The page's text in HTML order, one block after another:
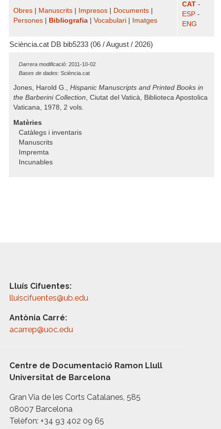
Obres Manuscrits Impresos Documents
Persones
Bibliografia Vocabulari Imatges
CAT -
ESP -
ENG
Sciència.cat DB bib5233 (06 / August / 2026)
Darrera modificació: 2011-10-02
Bases de dades: Sciència.cat
Jones, Harold G., Hispanic Manuscripts and Printed Books in
the Barberini Collection, Ciutat del Vaticà, Biblioteca Apostolica
Vaticana, 1978, 2 vols.
Matèries
Catàlegs i inventaris
Manuscrits
Impremta
Incunables
Lluís Cifuentes:
lluiscifuentes@ub.edu
Antònia Carré:
acarrep@uoc.edu
Centre de Documentació Ramon Llull
Universitat de Barcelona
Gran Via de les Corts Catalanes, 585
08007 Barcelona
Telèfon: +34 93 402 09 65